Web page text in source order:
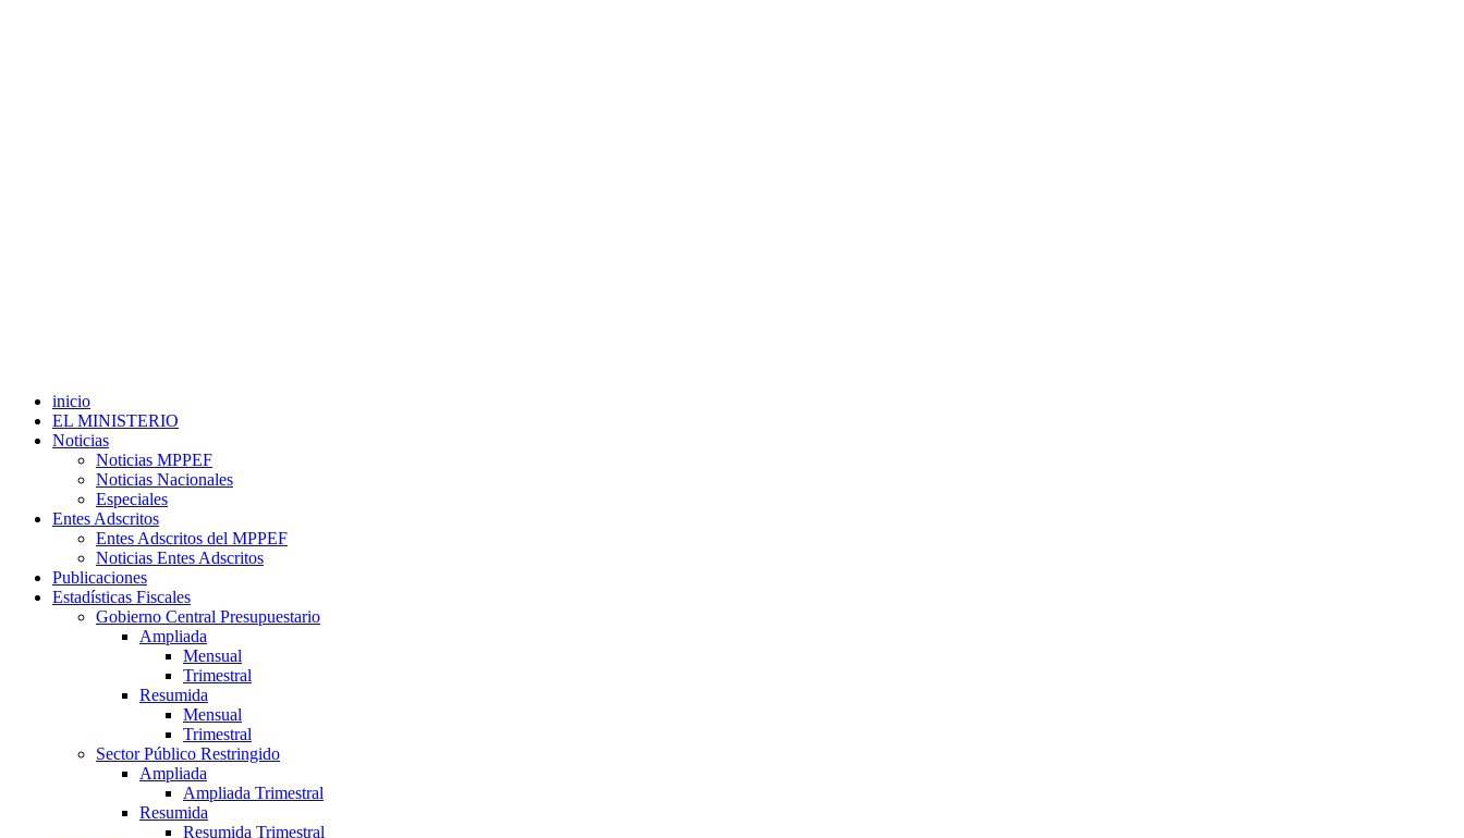
inicio
EL MINISTERIO
Noticias
Noticias MPPEF
Noticias Nacionales
Especiales
Entes Adscritos
Entes Adscritos del MPPEF
Noticias Entes Adscritos
Publicaciones
Estadísticas Fiscales
Gobierno Central Presupuestario
Ampliada
Mensual
Trimestral
Resumida
Mensual
Trimestral
Sector Público Restringido
Ampliada
Ampliada Trimestral
Resumida
Resumida Trimestral